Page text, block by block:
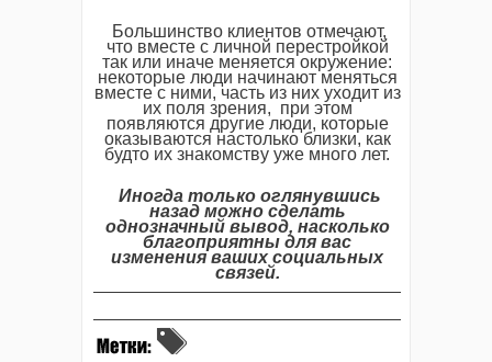
Большинство клиентов отмечают,
что вместе с личной перестройкой
так или иначе меняется окружение:
некоторые люди начинают меняться
вместе с ними, часть из них уходит из
их поля зрения, при этом
появляются другие люди, которые
оказываются настолько близки, как
будто их знакомству уже много лет.
Иногда только оглянувшись
назад можно сделать
однозначный вывод, насколько
благоприятны для вас
изменения ваших социальных
связей.